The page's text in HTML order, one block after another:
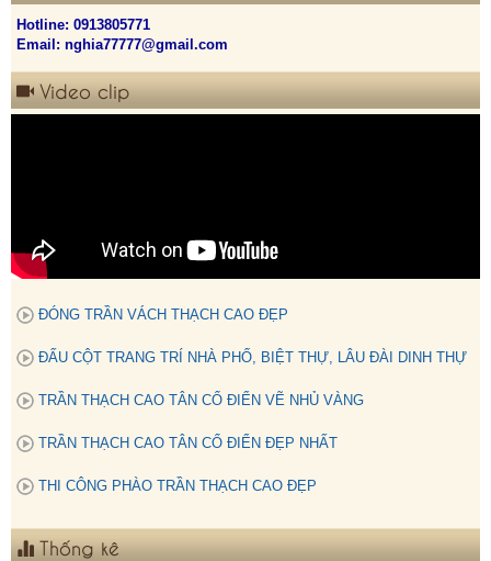
Hotline: 0913805771
Email: nghia77777@gmail.com
Video clip
ĐÓNG TRẦN VÁCH THẠCH CAO ĐẸP
ĐẤU CỘT TRANG TRÍ NHÀ PHỐ, BIỆT THỰ, LÂU ĐÀI DINH THỰ
TRẦN THẠCH CAO TÂN CỔ ĐIỂN VẼ NHỦ VÀNG
TRẦN THẠCH CAO TÂN CỔ ĐIỂN ĐẸP NHẤT
THI CÔNG PHÀO TRẦN THẠCH CAO ĐẸP
Thống kê